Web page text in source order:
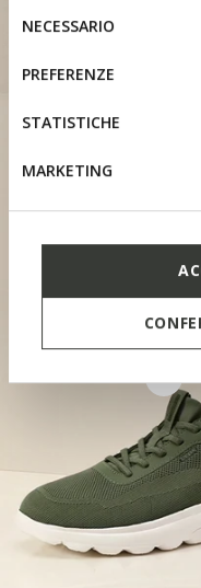
IMPOSTAZIONI
altri strumenti di
informazioni o per
tue impostazioni,
del
consenso
NECESSARIO
PREFERENZE
STATISTICHE
MARKETING